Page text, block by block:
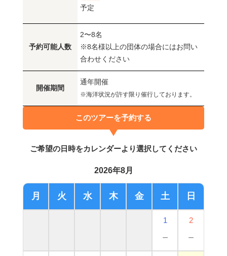
予定
予約可能人数
2〜8名
※8名様以上の団体の場合にはお問い
合わせください
開催期間
通年開催
※海洋状況が許す限り催行しております。
このツアーを予約する
ご希望の日時をカレンダーより選択してください
2026年8月
月 火 水 木 金 土 日
1
－
2
－